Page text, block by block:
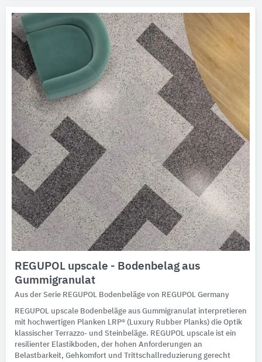
REGUPOL upscale - Bodenbelag aus
Gummigranulat
Aus der Serie REGUPOL Bodenbeläge von REGUPOL Germany
REGUPOL upscale Bodenbeläge aus Gummigranulat interpretieren
mit hochwertigen Planken LRP® (Luxury Rubber Planks) die Optik
klassischer Terrazzo- und Steinbeläge. REGUPOL upscale ist ein
resilienter Elastikboden, der hohen Anforderungen an
Belastbarkeit, Gehkomfort und Trittschallreduzierung gerecht